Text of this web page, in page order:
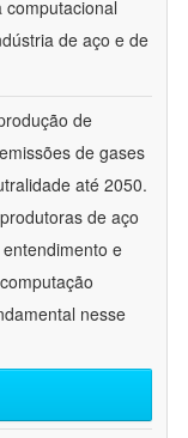
computacional
de aço e de
de
de gases
até 2050.
de aço
e
nesse